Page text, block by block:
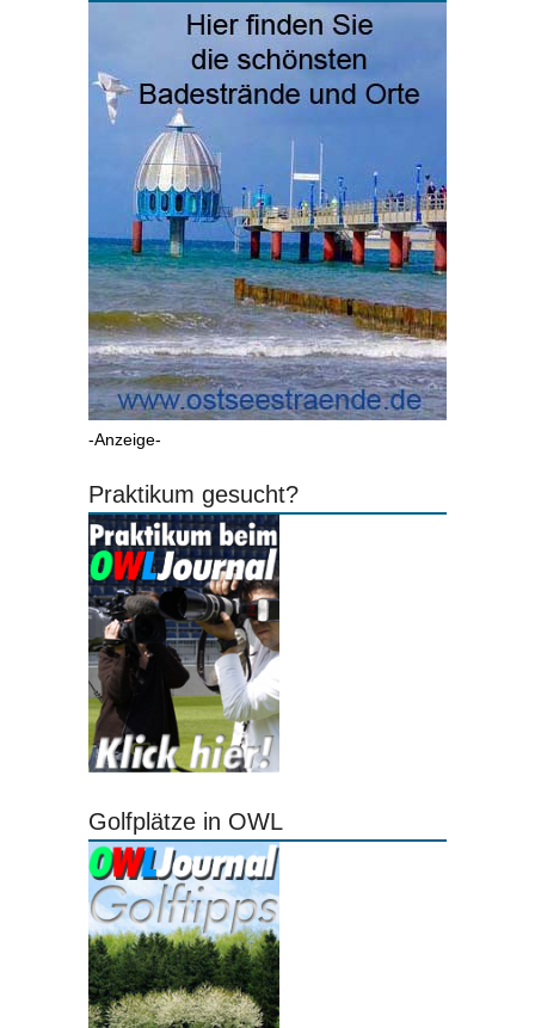
-Anzeige-
Praktikum gesucht?
Golfplätze in OWL